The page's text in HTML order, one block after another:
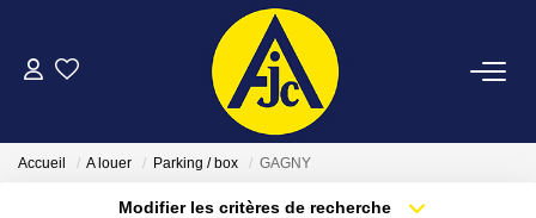
ACHETER
Accueil A louer Parking / box GAGNY
Modifier les critères de recherche